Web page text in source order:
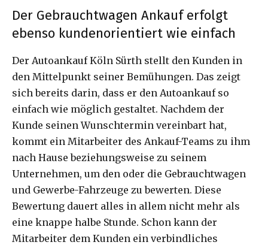
Der Gebrauchtwagen Ankauf erfolgt
ebenso kundenorientiert wie einfach
Der Autoankauf Köln Sürth stellt den Kunden in
den Mittelpunkt seiner Bemühungen. Das zeigt
sich bereits darin, dass er den Autoankauf so
einfach wie möglich gestaltet. Nachdem der
Kunde seinen Wunschtermin vereinbart hat,
kommt ein Mitarbeiter des Ankauf-Teams zu ihm
nach Hause beziehungsweise zu seinem
Unternehmen, um den oder die Gebrauchtwagen
und Gewerbe-Fahrzeuge zu bewerten. Diese
Bewertung dauert alles in allem nicht mehr als
eine knappe halbe Stunde. Schon kann der
Mitarbeiter dem Kunden ein verbindliches